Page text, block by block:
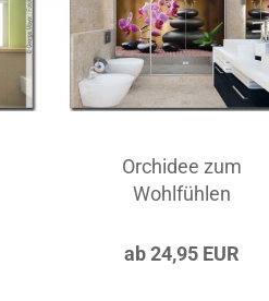
Orchidee zum
Wohlfühlen
ab 24,95 EUR